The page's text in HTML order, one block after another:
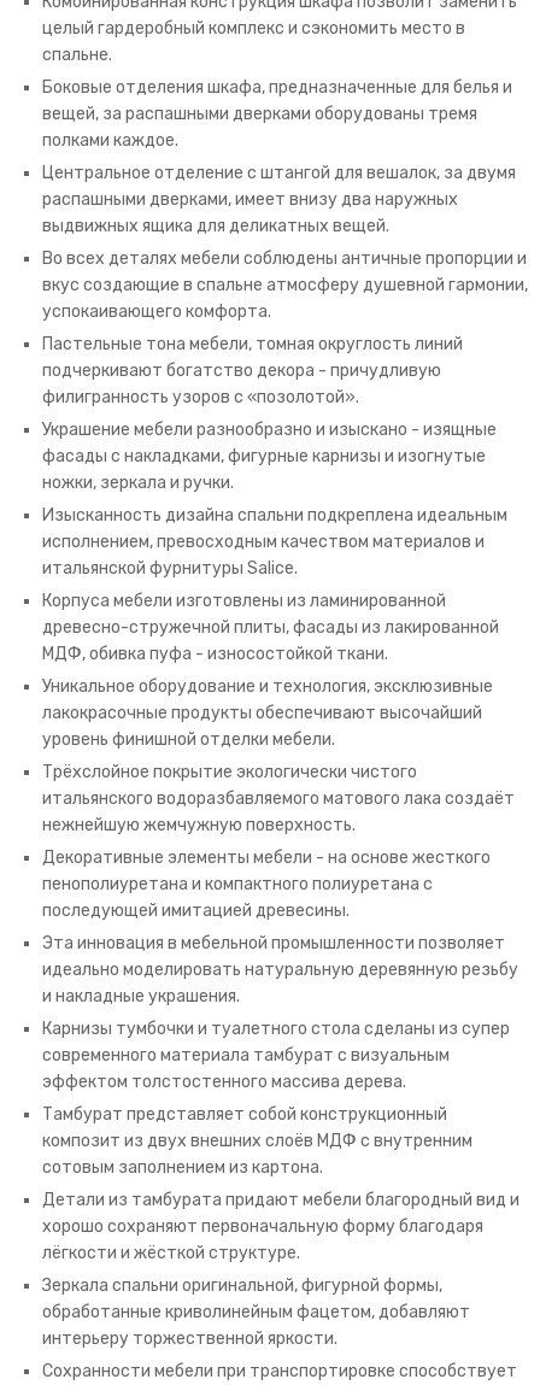
целый гардеробный комплекс и сэкономить место в
спальне.
Боковые отделения шкафа, предназначенные для белья и
вещей, за распашными дверками оборудованы тремя
полками каждое.
Центральное отделение с штангой для вешалок, за двумя
распашными дверками, имеет внизу два наружных
выдвижных ящика для деликатных вещей.
Во всех деталях мебели соблюдены античные пропорции и
вкус создающие в спальне атмосферу душевной гармонии,
успокаивающего комфорта.
Пастельные тона мебели, томная округлость линий
подчеркивают богатство декора - причудливую
филигранность узоров с «позолотой».
Украшение мебели разнообразно и изыскано - изящные
фасады с накладками, фигурные карнизы и изогнутые
ножки, зеркала и ручки.
Изысканность дизайна спальни подкреплена идеальным
исполнением, превосходным качеством материалов и
итальянской фурнитуры Salice.
Корпуса мебели изготовлены из ламинированной
древесно-стружечной плиты, фасады из лакированной
МДФ, обивка пуфа - износостойкой ткани.
Уникальное оборудование и технология, эксклюзивные
лакокрасочные продукты обеспечивают высочайший
уровень финишной отделки мебели.
Трёхслойное покрытие экологически чистого
итальянского водоразбавляемого матового лака создаёт
нежнейшую жемчужную поверхность.
Декоративные элементы мебели - на основе жесткого
пенополиуретана и компактного полиуретана с
последующей имитацией древесины.
Эта инновация в мебельной промышленности позволяет
идеально моделировать натуральную деревянную резьбу
и накладные украшения.
Карнизы тумбочки и туалетного стола сделаны из супер
современного материала тамбурат с визуальным
эффектом толстостенного массива дерева.
Тамбурат представляет собой конструкционный
композит из двух внешних слоёв МДФ с внутренним
сотовым заполнением из картона.
Детали из тамбурата придают мебели благородный вид и
хорошо сохраняют первоначальную форму благодаря
лёгкости и жёсткой структуре.
Зеркала спальни оригинальной, фигурной формы,
обработанные криволинейным фацетом, добавляют
интерьеру торжественной яркости.
Сохранности мебели при транспортировке способствует